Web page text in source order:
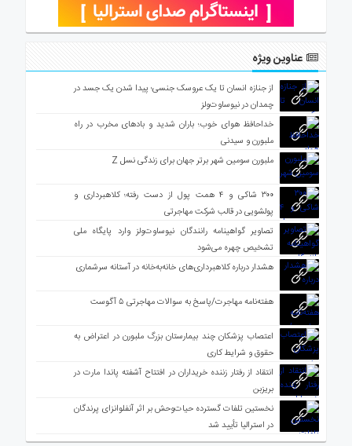
عناوین ویژه
از جنازه انسان تا یک عروسک جنسی؛ پیدا شدن یک جسد در
چمدان در نیوساوت‌ولز
خداحافظ هوای خوب؛ باران شدید و بادهای مخرب در راه
ملبورن و سیدنی
ملبورن سومین شهر برتر جهان برای زندگی نسل Z
۳۰۰ شاکی و ۴ همت پول از دست رفته؛ کلاهبرداری و
پولشویی در قالب شرکت مهاجرتی
تصاویر گواهینامه رانندگان نیوساوت‌ولز وارد پایگاه ملی
تشخیص چهره می‌شود
هشدار درباره کلاهبرداری‌های خانه‌به‌خانه در آستانه سرشماری
هفته‌نامه مهاجرت/پاسخ به سوالات مهاجرتی ۵ آگوست
اعتصاب پزشکان چند بیمارستان بزرگ ملبورن در اعتراض به
حقوق و شرایط کاری
انتقاد از رفتار زننده خریداران در افتتاح آشفته پاندا مارت در
بریزبن
نخستین تلفات گسترده حیات‌وحش بر اثر آنفلوانزای پرندگان
در استرالیا تأیید شد